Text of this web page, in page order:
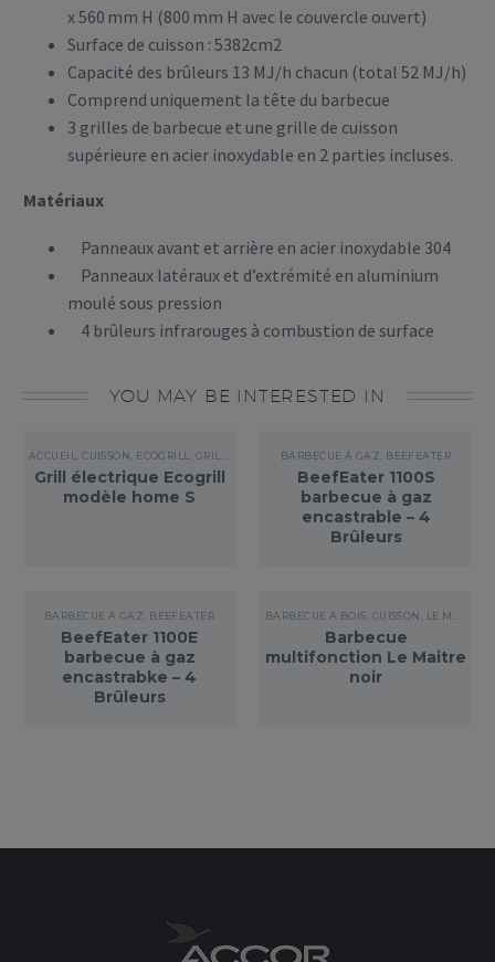
x 560 mm H (800 mm H avec le couvercle ouvert)
Surface de cuisson : 5382cm2
Capacité des brûleurs 13 MJ/h chacun (total 52 MJ/h)
Comprend uniquement la tête du barbecue
3 grilles de barbecue et une grille de cuisson
supérieure en acier inoxydable en 2 parties incluses.
Matériaux
Panneaux avant et arrière en acier inoxydable 304
Panneaux latéraux et d’extrémité en aluminium
moulé sous pression
4 brûleurs infrarouges à combustion de surface
YOU MAY BE INTERESTED IN
ACCUEIL ,CUISSON ECOGRILL GRILL ÉLECTRIQUE
Grill électrique Ecogrill
modèle home S
BARBECUE À GAZ BEEFEATER
BeefEater 1100S
barbecue à gaz
encastrable – 4
Brûleurs
BARBECUE À GAZ BEEFEATER
BeefEater 1100E
barbecue à gaz
encastrabke – 4
Brûleurs
BARBECUE À BOIS CUISSON LE MAÎTRE
Barbecue
multifonction Le Maitre
noir